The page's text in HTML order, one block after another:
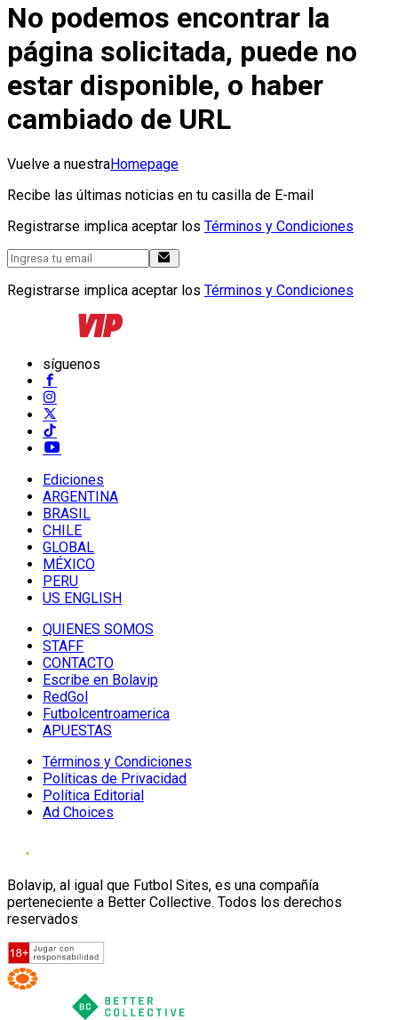
No podemos encontrar la
página solicitada, puede no
estar disponible, o haber
cambiado de URL
Vuelve a nuestraHomepage
Recibe las últimas noticias en tu casilla de E-mail
Registrarse implica aceptar los Términos y Condiciones
Registrarse implica aceptar los Términos y Condiciones
síguenos
Ediciones
ARGENTINA
BRASIL
CHILE
GLOBAL
MÉXICO
PERU
US ENGLISH
QUIENES SOMOS
STAFF
CONTACTO
Escribe en Bolavip
RedGol
Futbolcentroamerica
APUESTAS
Términos y Condiciones
Políticas de Privacidad
Política Editorial
Ad Choices
Bolavip, al igual que Futbol Sites, es una compañía
perteneciente a Better Collective. Todos los derechos
reservados